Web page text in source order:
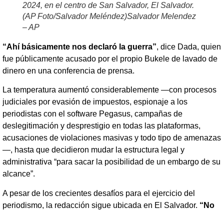
2024, en el centro de San Salvador, El Salvador.
(AP Foto/Salvador Meléndez)Salvador Melendez
– AP
“Ahí básicamente nos declaró la guerra”, dice Dada, quien
fue públicamente acusado por el propio Bukele de lavado de
dinero en una conferencia de prensa.
La temperatura aumentó considerablemente —con procesos
judiciales por evasión de impuestos, espionaje a los
periodistas con el software Pegasus, campañas de
deslegitimación y desprestigio en todas las plataformas,
acusaciones de violaciones masivas y todo tipo de amenazas
—, hasta que decidieron mudar la estructura legal y
administrativa “para sacar la posibilidad de un embargo de su
alcance”.
A pesar de los crecientes desafíos para el ejercicio del
periodismo, la redacción sigue ubicada en El Salvador. “No